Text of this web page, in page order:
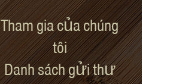
Tham gia của chúng
tôi
Danh sách gửi thư